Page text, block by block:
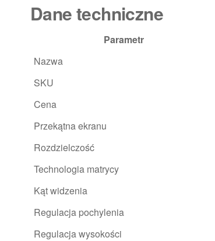
Dane techniczne
Parametr
Nazwa
SKU
Cena
Przekątna ekranu
Rozdzielczość
Technologia matrycy
Kąt widzenia
Regulacja pochylenia
Regulacja wysokości